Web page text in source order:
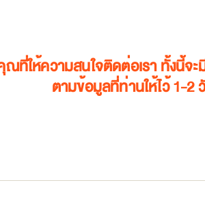
ที่ให้ความสนใจติดต่อเรา ทั้งนี้จ
ตามข้อมูลที่ท่านให้ไว้ 1-2